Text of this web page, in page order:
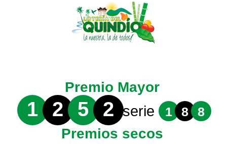
Premio Mayor
1 2 5 2 serie 1 8 8
Premios secos